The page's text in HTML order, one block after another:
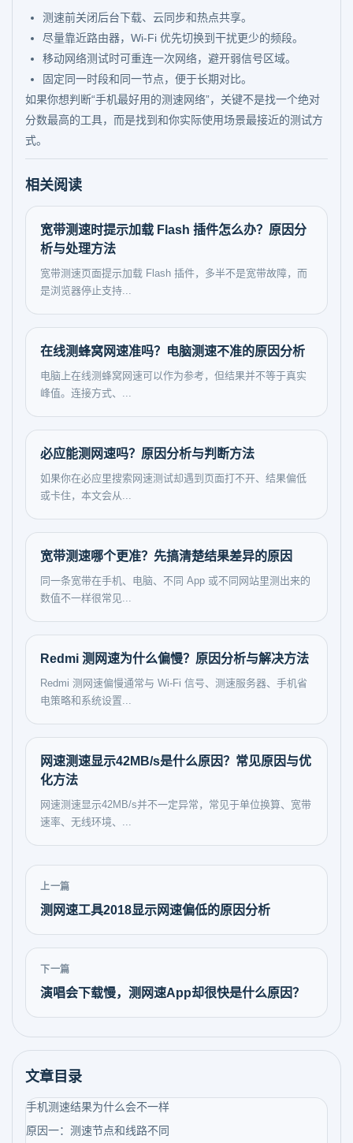
测速前关闭后台下载、云同步和热点共享。
尽量靠近路由器，Wi-Fi 优先切换到干扰更少的频段。
移动网络测试时可重连一次网络，避开弱信号区域。
固定同一时段和同一节点，便于长期对比。
如果你想判断“手机最好用的测速网络”，关键不是找一个绝对
分数最高的工具，而是找到和你实际使用场景最接近的测试方
式。
相关阅读
宽带测速时提示加载 Flash 插件怎么办？原因分
析与处理方法
宽带测速页面提示加载 Flash 插件，多半不是宽带故障，而
是浏览器停止支持...
在线测蜂窝网速准吗？电脑测速不准的原因分析
电脑上在线测蜂窝网速可以作为参考，但结果并不等于真实
峰值。连接方式、...
必应能测网速吗？原因分析与判断方法
如果你在必应里搜索网速测试却遇到页面打不开、结果偏低
或卡住，本文会从...
宽带测速哪个更准？先搞清楚结果差异的原因
同一条宽带在手机、电脑、不同 App 或不同网站里测出来的
数值不一样很常见...
Redmi 测网速为什么偏慢？原因分析与解决方法
Redmi 测网速偏慢通常与 Wi-Fi 信号、测速服务器、手机省
电策略和系统设置...
网速测速显示42MB/s是什么原因？常见原因与优
化方法
网速测速显示42MB/s并不一定异常，常见于单位换算、宽带
速率、无线环境、...
上一篇
测网速工具2018显示网速偏低的原因分析
下一篇
演唱会下载慢，测网速App却很快是什么原因？
文章目录
手机测速结果为什么会不一样
原因一：测速节点和线路不同